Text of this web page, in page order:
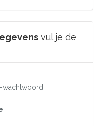
vul je de
wachtwoord